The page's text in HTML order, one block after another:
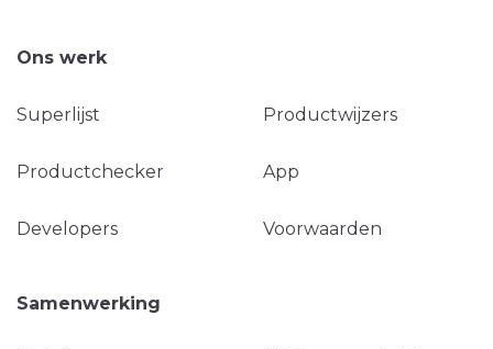
Ons werk
Superlijst Productwijzers
Productchecker App
Developers Voorwaarden
Samenwerking